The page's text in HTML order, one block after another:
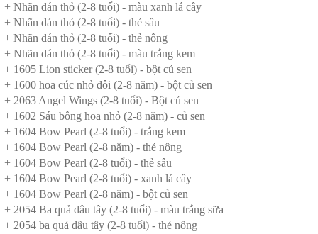
+ Nhãn dán thỏ (2-8 tuổi) - màu xanh lá cây
+ Nhãn dán thỏ (2-8 tuổi) - thẻ sâu
+ Nhãn dán thỏ (2-8 tuổi) - thẻ nông
+ Nhãn dán thỏ (2-8 tuổi) - màu trắng kem
+ 1605 Lion sticker (2-8 tuổi) - bột củ sen
+ 1600 hoa cúc nhỏ đôi (2-8 năm) - bột củ sen
+ 2063 Angel Wings (2-8 tuổi) - Bột củ sen
+ 1602 Sáu bông hoa nhỏ (2-8 năm) - củ sen
+ 1604 Bow Pearl (2-8 tuổi) - trắng kem
+ 1604 Bow Pearl (2-8 năm) - thẻ nông
+ 1604 Bow Pearl (2-8 tuổi) - thẻ sâu
+ 1604 Bow Pearl (2-8 tuổi) - xanh lá cây
+ 1604 Bow Pearl (2-8 năm) - bột củ sen
+ 2054 Ba quả dâu tây (2-8 tuổi) - màu trắng sữa
+ 2054 ba quả dâu tây (2-8 tuổi) - thẻ nông